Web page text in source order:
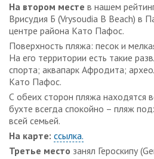
На втором месте в нашем
Врисудия Б (Vrysoudia B Beach) в
центре района Като Пафос.
Поверхность пляжа: песок и
На его территории есть такие
спорта; аквапарк Афродита;
Като Пафос.
С обеих сторон пляжа находятся
бухте всегда спокойно – пляж
всей семьей.
На карте: ссылка.
Третье место занял Героскипу